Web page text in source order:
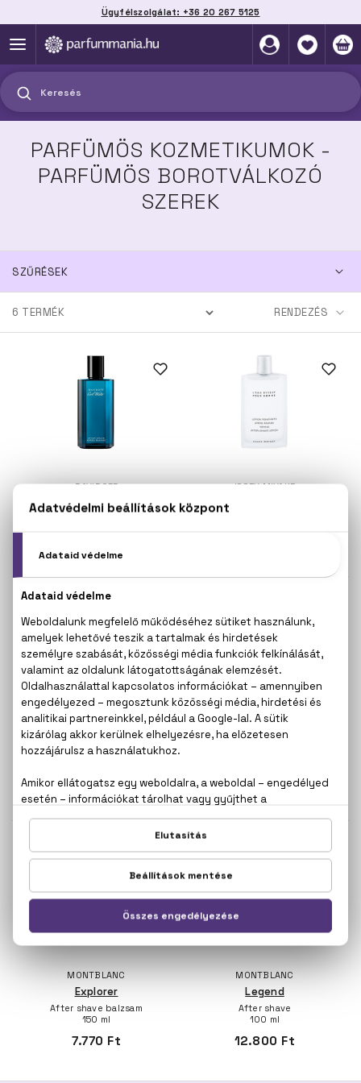
Ügyfélszolgálat: +36 20 267 5125
Keresés
PARFÜMÖS KOZMETIKUMOK -
PARFÜMÖS BOROTVÁLKOZÓ
SZEREK
SZŰRÉSEK
6 TERMÉK
DAVIDOFF
Cool Water
7.440 Ft
ISSEY MIYAKE
L'eau D'Issey Pour Homme
ISSEY MIYAKE
L'eau D'Issey Pour Homme
19.510 Ft
LIU JO
4.870 Ft
MONTBLANC
Explorer
After shave balzsam
150 ml
7.770 Ft
MONTBLANC
Legend
After shave
100 ml
12.800 Ft